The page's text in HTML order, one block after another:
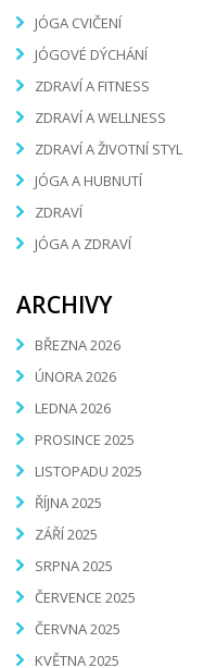
JÓGA CVIČENÍ
JÓGOVÉ DÝCHÁNÍ
ZDRAVÍ A FITNESS
ZDRAVÍ A WELLNESS
ZDRAVÍ A ŽIVOTNÍ STYL
JÓGA A HUBNUTÍ
ZDRAVÍ
JÓGA A ZDRAVÍ
ARCHIVY
BŘEZNA 2026
ÚNORA 2026
LEDNA 2026
PROSINCE 2025
LISTOPADU 2025
ŘÍJNA 2025
ZÁŘÍ 2025
SRPNA 2025
ČERVENCE 2025
ČERVNA 2025
KVĚTNA 2025